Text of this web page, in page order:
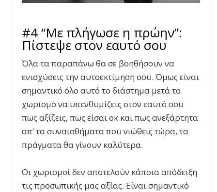
#4 “Με πλήγωσε η πρώην”:
Πίστεψε στον εαυτό σου
Όλα τα παραπάνω θα σε βοηθήσουν να
ενισχύσεις την αυτοεκτίμηση σου. Όμως είναι
σημαντικό όλο αυτό το διάστημα μετά το
χωρισμό να υπενθυμίζεις στον εαυτό σου
πως αξίζεις, πως είσαι οκ και πως ανεξάρτητα
απ’ τα συναισθήματα που νιώθεις τώρα, τα
πράγματα θα γίνουν καλύτερα.
Οι χωρισμοί δεν αποτελούν κάποια απόδειξη
τις προσωπικής μας αξίας. Είναι σημαντικό